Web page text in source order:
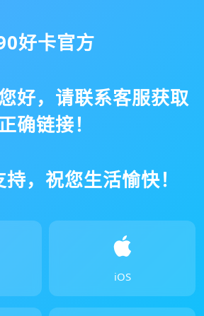
好卡官方
好，请联系客服获取
确链接！
，祝您生活愉快！
iOS